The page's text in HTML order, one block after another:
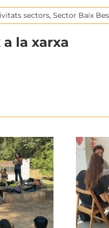
sectors, Sector Baix
la xarxa